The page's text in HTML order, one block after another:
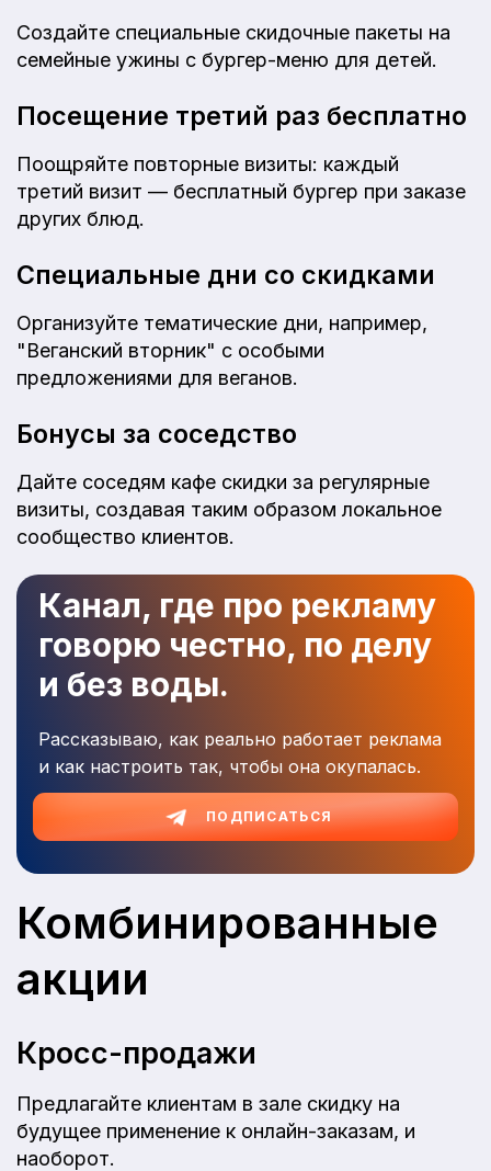
Создайте специальные скидочные пакеты на
семейные ужины с бургер-меню для детей.
Посещение третий раз бесплатно
Поощряйте повторные визиты: каждый
третий визит — бесплатный бургер при заказе
других блюд.
Специальные дни со скидками
Организуйте тематические дни, например,
"Веганский вторник" с особыми
предложениями для веганов.
Бонусы за соседство
Дайте соседям кафе скидки за регулярные
визиты, создавая таким образом локальное
сообщество клиентов.
Канал, где про рекламу
говорю честно, по делу
и без воды.
Рассказываю, как реально работает реклама
и как настроить так, чтобы она окупалась.
ПОДПИСАТЬСЯ
Комбинированные
акции
Кросс-продажи
Предлагайте клиентам в зале скидку на
будущее применение к онлайн-заказам, и
наоборот.